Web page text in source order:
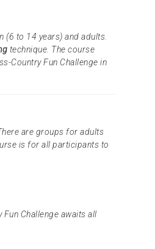
to 14 years) and adults.
technique. The course
Country Fun Challenge in
are groups for adults
is for all participants to
Challenge awaits all